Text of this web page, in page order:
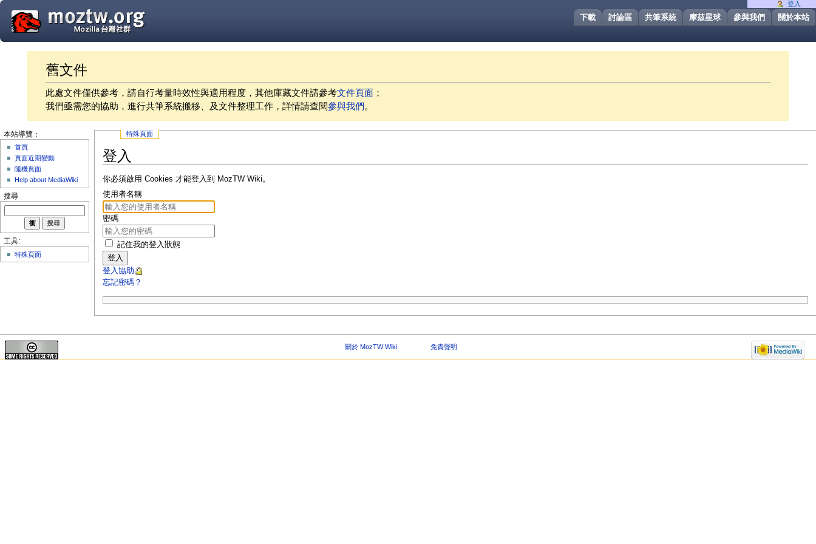
關於本站
參與我們
摩茲星球
共筆系統
討論區
下載
舊文件
此處文件僅供參考，請自行考量時效性與適用程度，其他庫藏文件請參考文件頁面 ；
我們亟需您的協助，進行共筆系統搬移、及文件整理工作，詳情請查閱參與我們。
特殊頁面
登入
你必須啟用 Cookies 才能登入到 MozTW Wiki。
使用者名稱
密碼
記住我的登入狀態
登入
登入協助
忘記密碼？
登入
本站導覽：
首頁
頁面近期變動
隨機頁面
Help about MediaWiki
搜尋
工具:
特殊頁面
關於 MozTW Wiki 免責聲明